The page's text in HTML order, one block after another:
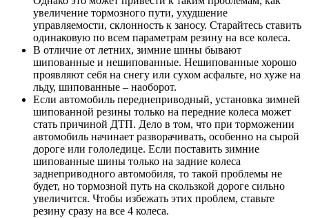
увеличение тормозного пути, ухудшение
управляемости, склонность к заносу. Старайтесь ставить
одинаковую по всем параметрам резину на все колеса.
В отличие от летних, зимние шины бывают
шипованные и нешипованные. Нешипованные хорошо
проявляют себя на снегу или сухом асфальте, но хуже на
льду, шипованные – наоборот.
Если автомобиль переднеприводный, установка зимней
шипованной резины только на передние колеса может
стать причиной ДТП. Дело в том, что при торможении
автомобиль начинает разворачивать, особенно на сырой
дороге или гололедице. Если поставить зимние
шипованные шины только на задние колеса
заднеприводного автомобиля, то такой проблемы не
будет, но тормозной путь на скользкой дороге сильно
увеличится. Чтобы избежать этих проблем, ставьте
резину сразу на все 4 колеса.